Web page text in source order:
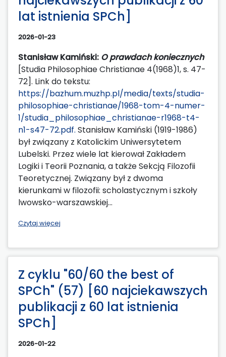
lat istnienia SPCh]
2026-01-23
Stanisław Kamiński: O prawdach koniecznych
[Studia Philosophiae Christianae 4(1968)1, s. 47-
72]. Link do tekstu:
https://bazhum.muzhp.pl/media/texts/studia-
philosophiae-christianae/1968-tom-4-numer-
1/studia_philosophiae_christianae-r1968-t4-
n1-s47-72.pdf. Stanisław Kamiński (1919-1986)
był związany z Katolickim Uniwersytetem
Lubelski. Przez wiele lat kierował Zakładem
Logiki i Teorii Poznania, a także Sekcją Filozofii
Teoretycznej. Związany był z dwoma
kierunkami w filozofii: scholastycznym i szkoły
lwowsko-warszawskiej...
Czytaj więcej
Z cyklu "60/60 the best of
SPCh" (57) [60 najciekawszych
publikacji z 60 lat istnienia
SPCh]
2026-01-22